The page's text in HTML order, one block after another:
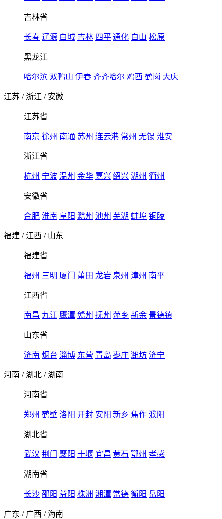
吉林省
长春 辽源 白城 吉林 四平 通化 白山 松原
黑龙江
哈尔滨 双鸭山 伊春 齐齐哈尔 鸡西 鹤岗 大庆
江苏 / 浙江 / 安徽
江苏省
南京 徐州 南通 苏州 连云港 常州 无锡 淮安
浙江省
杭州 宁波 温州 金华 嘉兴 绍兴 湖州 衢州
安徽省
合肥 淮南 阜阳 滁州 池州 芜湖 蚌埠 铜陵
福建 / 江西 / 山东
福建省
福州 三明 厦门 莆田 龙岩 泉州 漳州 南平
江西省
南昌 九江 鹰潭 赣州 抚州 萍乡 新余 景德镇
山东省
济南 烟台 淄博 东营 青岛 枣庄 潍坊 济宁
河南 /湖北 /湖南
河南省
郑州 鹤壁 洛阳 开封 安阳 新乡 焦作 濮阳
湖北省
武汉 荆门 襄阳 十堰 宜昌 黄石 鄂州 孝感
湖南省
长沙 邵阳 益阳 株洲 湘潭 常德 衡阳 岳阳
广东 / 广西 / 海南